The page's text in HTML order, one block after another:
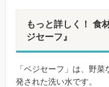
もっと詳しく！ 食
ジセーフ』
「ベジセーフ」は、野
発された洗い水です。